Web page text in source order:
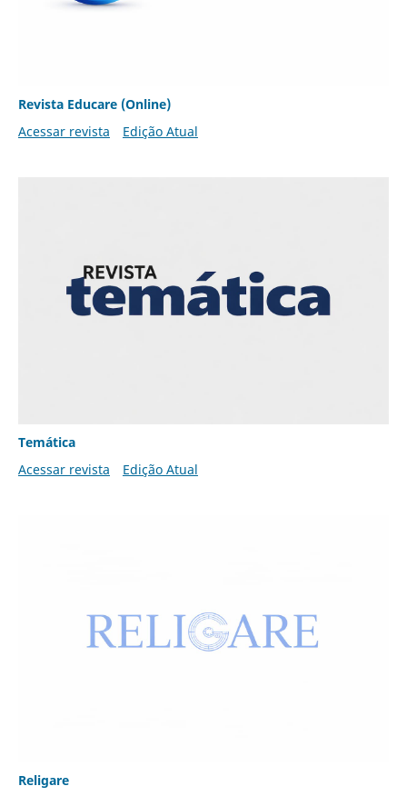
Revista Educare (Online)
Acessar revista
Edição Atual
Temática
Acessar revista
Edição Atual
Religare